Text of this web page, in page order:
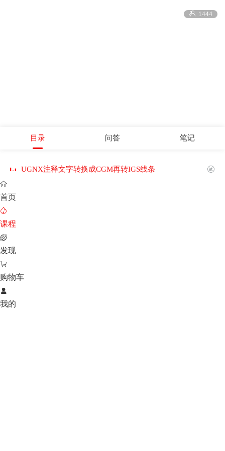
 1444
目录 问答 笔记

UGNX注释文字转换成CGM再转IGS线条

首页

课程

发现

购物车

我的